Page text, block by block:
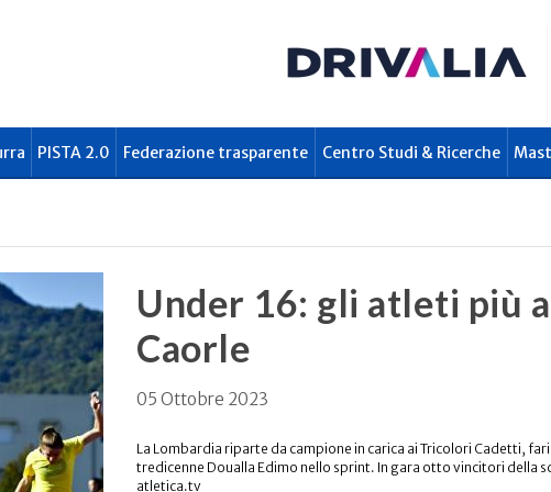
PISTA 2.0 Federazione trasparente Centro Studi & Ricerche
Under 16: gli atleti più
Caorle
05 Ottobre 2023
La Lombardia riparte da campione in carica ai Tricolori Cadetti, fari
tredicenne Doualla Edimo nello sprint. In gara otto vincitori della
atletica.tv